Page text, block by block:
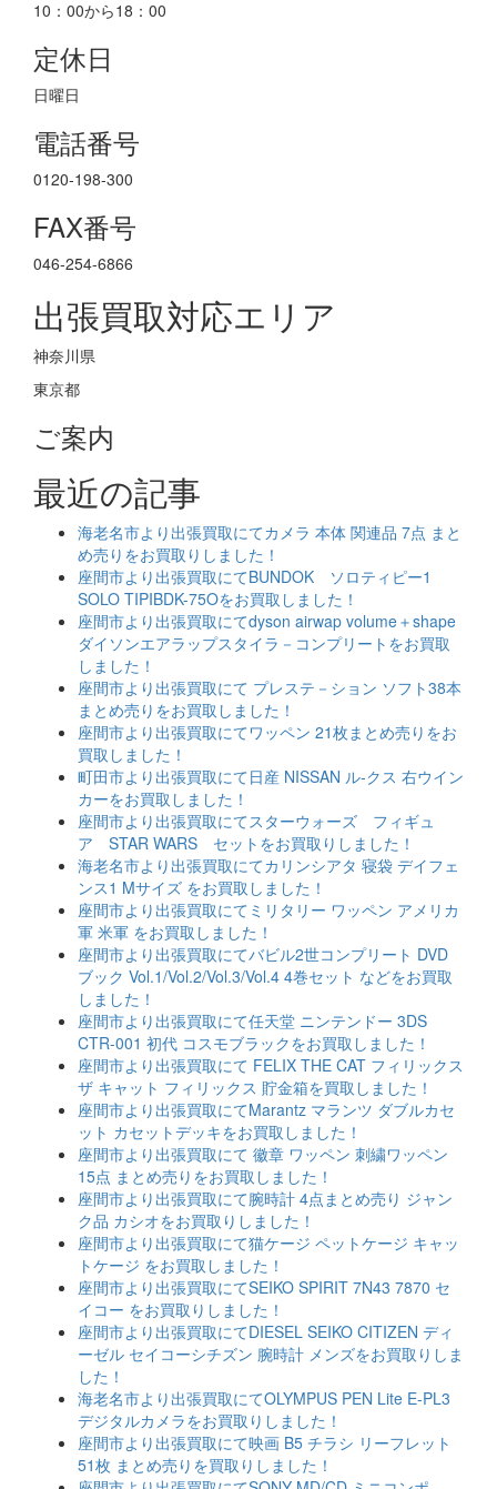
10：00から18：00
定休日
日曜日
電話番号
0120-198-300
FAX番号
046-254-6866
出張買取対応エリア
神奈川県
東京都
ご案内
最近の記事
海老名市より出張買取にてカメラ 本体 関連品 7点 まと
め売りをお買取りしました！
座間市より出張買取にてBUNDOK ソロティピー1
SOLO TIPIBDK-75Oをお買取しました！
座間市より出張買取にてdyson airwap volume＋shape
ダイソンエアラップスタイラ－コンプリートをお買取
しました！
座間市より出張買取にて プレステ－ション ソフト38本
まとめ売りをお買取しました！
座間市より出張買取にてワッペン 21枚まとめ売りをお
買取しました！
町田市より出張買取にて日産 NISSAN ル-クス 右ウイン
カーをお買取しました！
座間市より出張買取にてスターウォーズ フィギュ
ア STAR WARS セットをお買取りしました！
海老名市より出張買取にてカリンシアタ 寝袋 デイフェ
ンス1 Mサイズ をお買取しました！
座間市より出張買取にてミリタリー ワッペン アメリカ
軍 米軍 をお買取しました！
座間市より出張買取にてバビル2世コンプリート DVD
ブック Vol.1/Vol.2/Vol.3/Vol.4 4巻セット などをお買取
しました！
座間市より出張買取にて任天堂 ニンテンドー 3DS
CTR-001 初代 コスモブラックをお買取しました！
座間市より出張買取にて FELIX THE CAT フィリックス
ザ キャット フィリックス 貯金箱を買取しました！
座間市より出張買取にてMarantz マランツ ダブルカセ
ット カセットデッキをお買取しました！
座間市より出張買取にて 徽章 ワッペン 刺繍ワッペン
15点 まとめ売りをお買取しました！
座間市より出張買取にて腕時計 4点まとめ売り ジャン
ク品 カシオをお買取りしました！
座間市より出張買取にて猫ケージ ペットケージ キャッ
トケージ をお買取しました！
座間市より出張買取にてSEIKO SPIRIT 7N43 7870 セ
イコー をお買取りしました！
座間市より出張買取にてDIESEL SEIKO CITIZEN ディ
ーゼル セイコーシチズン 腕時計 メンズをお買取りしま
した！
海老名市より出張買取にてOLYMPUS PEN Lite E-PL3
デジタルカメラをお買取りしました！
座間市より出張買取にて映画 B5 チラシ リーフレット
51枚 まとめ売りを買取りしました！